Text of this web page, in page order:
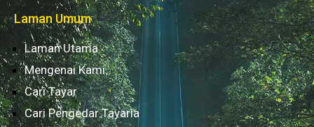
Laman Umum
Laman Utama
Mengenai Kami
Cari Tayar
Cari Pengedar Tayaria